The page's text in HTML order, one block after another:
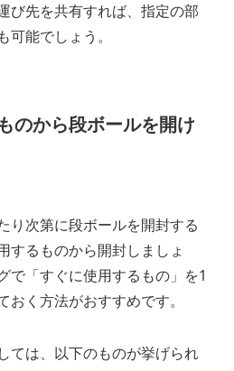
び先を共有すれば、指定の部
能でしょう。
のから段ボールを開け
り次第に段ボールを開封する
するものから開封しましょ
で「すぐに使用するもの」を1
く方法がおすすめです。
ては、以下のものが挙げられ